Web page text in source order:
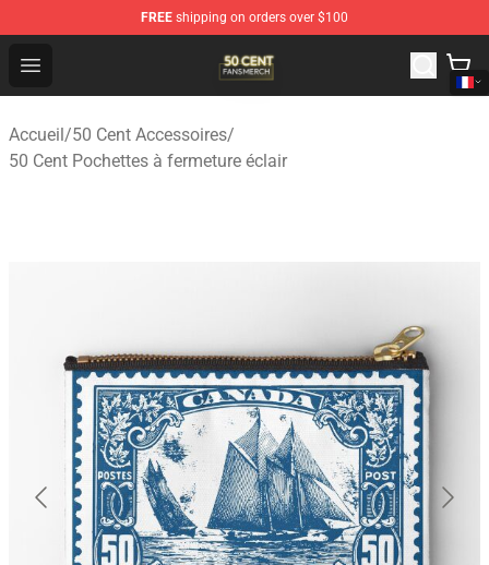
FREE shipping on orders over $100
Open menu
50 Cent Shop - Official 50 Cent Merchandise Store
Accueil/50 Cent Accessoires/
50 Cent Pochettes à fermeture éclair